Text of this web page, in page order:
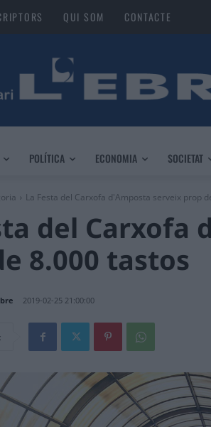
QUI SOM CONTACTE
POLÍTICA ECONOMIA SOCIETAT
La Festa del Carxofa d'Amposta serveix prop
del Carxofa
8.000 tastos
2019-02-25 21:00:00